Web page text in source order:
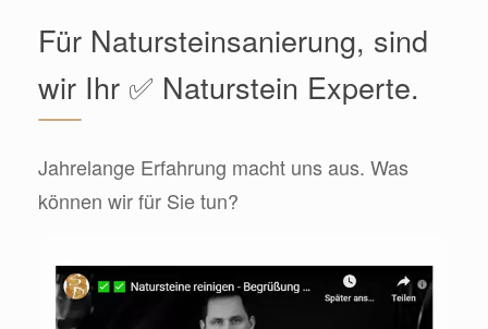
Für Natursteinsanierung, sind
wir Ihr ✅ Naturstein Experte.
Jahrelange Erfahrung macht uns aus. Was
können wir für Sie tun?